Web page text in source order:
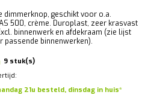
dimmerknop, geschikt voor o.a.
500, crème. Duroplast, zeer krasvast
binnenwerk en afdekraam (zie lijst
passende binnenwerken).
9 stuk(s)
21u besteld, dinsdag in huis*